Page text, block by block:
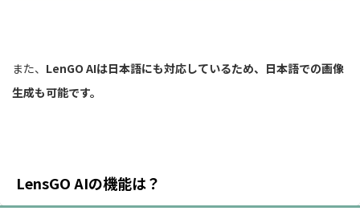
また、 LenGO AIは日本語にも対応しているため、日本語での画像
生成も可能です。
LensGO AIの機能は？